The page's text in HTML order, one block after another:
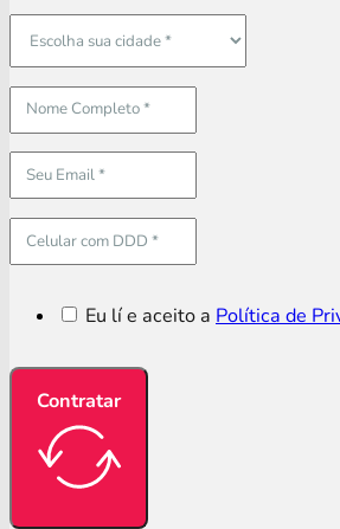
Eu lí e aceito a Política de
Contratar